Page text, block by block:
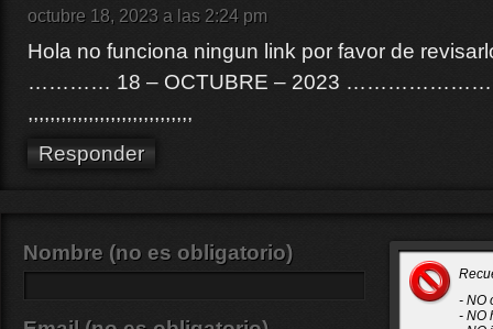
octubre 18, 2023 a las 2:24 pm
Hola no funciona ningun link por favor de
………… 18 – OCTUBRE – 2023
,,,,,,,,,,,,,,,,,,,,,,,,,,,,,,
Responder
- NO
- NO
Nombre (no es obligatorio)